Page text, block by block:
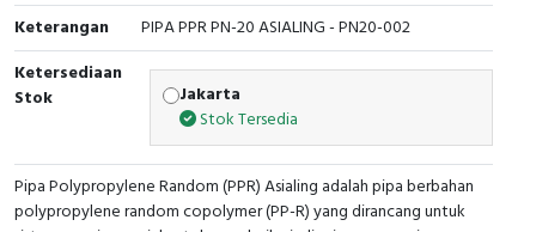
Keterangan
PIPA PPR PN-20 ASIALING - PN20-002
Ketersediaan
Stok
Jakarta
Stok Tersedia
Pipa Polypropylene Random (PPR) Asialing adalah pipa berbahan
polypropylene random copolymer (PP-R) yang dirancang untuk